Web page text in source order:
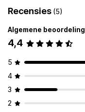
Recensies (5)
Algemene beoordeling
4,4
5
4
3
2